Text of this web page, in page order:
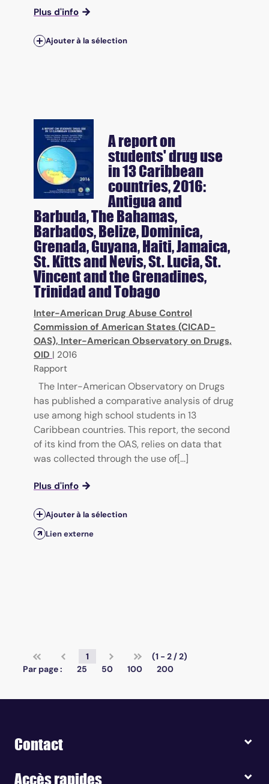
Plus d'info
Ajouter à la sélection
A report on
students' drug use
in 13 Caribbean
countries, 2016:
Antigua and
Barbuda, The Bahamas,
Barbados, Belize, Dominica,
Grenada, Guyana, Haiti, Jamaica,
St. Kitts and Nevis, St. Lucia, St.
Vincent and the Grenadines,
Trinidad and Tobago
Inter-American Drug Abuse Control
Commission of American States (CICAD-
OAS), Inter-American Observatory on Drugs,
OID | 2016
Rapport
The Inter-American Observatory on Drugs
has published a comparative analysis of drug
use among high school students in 13
Caribbean countries. This report, the second
of its kind from the OAS, relies on data that
was collected through the use of[...]
Plus d'info
Ajouter à la sélection
Lien externe
1
(1 - 2 / 2)
Par page :
25 50 100 200
Contact
Accès rapides